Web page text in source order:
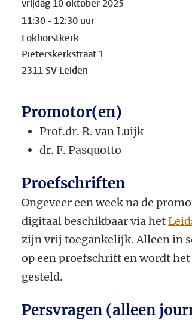
vrijdag 10 oktober 2025
11:30 - 12:30 uur
Lokhorstkerk
Pieterskerkstraat 1
2311 SV Leiden
Promotor(en)
Prof.dr. R. van Luijk
dr.F. Pasquotto
Proefschriften
Ongeveer een week na de
digitaal beschikbaar via het
zijn vrij toegankelijk. Alleen in
op een proefschrift en wordt
gesteld.
Persvragen (alleen